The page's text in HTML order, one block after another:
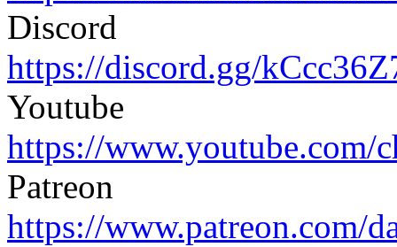
Discord
https://discord.gg/
Youtube
https://www.youtube.com/
Patreon
https://www.patreon.com/